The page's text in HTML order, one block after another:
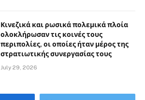
Κινεζικά και ρωσικά πολεμικά πλοία
ολοκλήρωσαν τις κοινές τους
περιπολίες, οι οποίες ήταν μέρος της
στρατιωτικής συνεργασίας τους
July 29, 2026